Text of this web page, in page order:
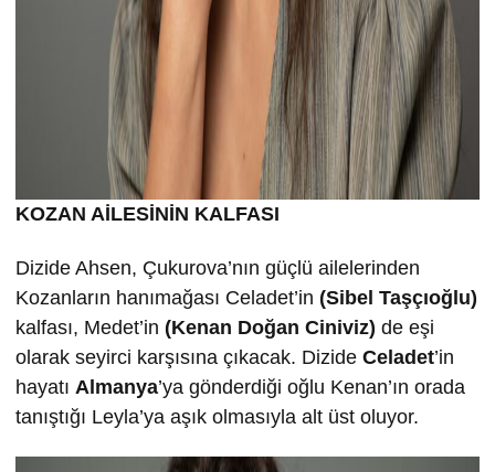
KOZAN AİLESİNİN KALFASI
Dizide Ahsen, Çukurova’nın güçlü ailelerinden
Kozanların hanımağası Celadet’in (Sibel Taşçıoğlu)
kalfası, Medet’in (Kenan Doğan Ciniviz) de eşi
olarak seyirci karşısına çıkacak. Dizide Celadet’in
hayatı Almanya’ya gönderdiği oğlu Kenan’ın orada
tanıştığı Leyla’ya aşık olmasıyla alt üst oluyor.